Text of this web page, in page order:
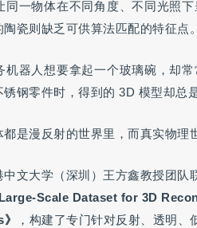
同一物体在不同角度、不同光照
瓷则缺乏可供算法匹配的特征点。
机器人想要拿起一个玻璃碗，却
钢零件时，得到的 3D 模型却总
是漫反射的世界里，而真实物理
文大学（深圳）王方鑫教授团队
Large-Scale Dataset for 3D
，构建了专门针对反射、透明